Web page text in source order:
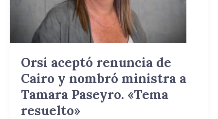
Orsi aceptó renuncia de
Cairo y nombró ministra a
Tamara Paseyro. «Tema
resuelto»
nombró
ministra
a
Paseyro.
«Tema
resuelto»